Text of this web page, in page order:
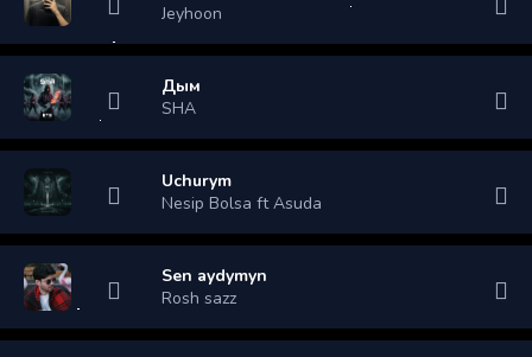
Jeyhoon
Дым
SHA
Uchurym
Nesip Bolsa ft Asuda
Sen aydymyn
Rosh sazz